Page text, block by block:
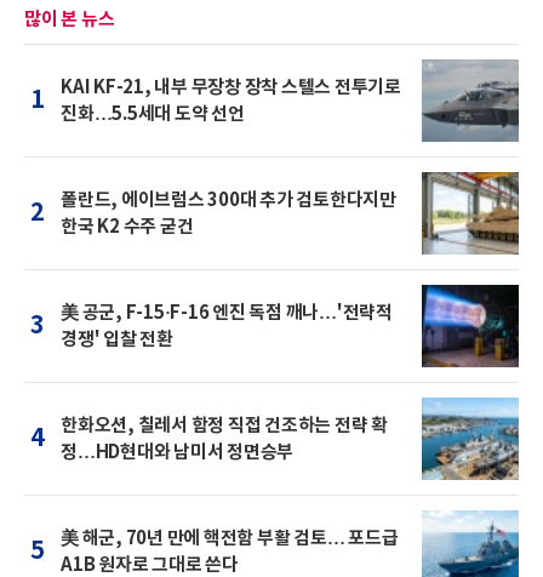
많이 본 뉴스
1
KAI KF-21, 내부 무장창 장착 스텔스 전투기로
진화…5.5세대 도약 선언
2
폴란드, 에이브럼스 300대 추가 검토한다지만
한국 K2 수주 굳건
3
美 공군, F-15·F-16 엔진 독점 깨나…'전략적
경쟁' 입찰 전환
4
한화오션, 칠레서 함정 직접 건조하는 전략 확
정…HD현대와 남미서 정면승부
5
美 해군, 70년 만에 핵전함 부활 검토… 포드급
A1B 원자로 그대로 쓴다